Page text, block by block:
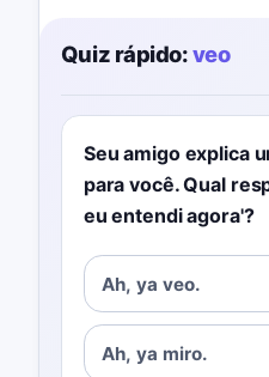
Quiz rápido:veo
Seu amigo explica
para você. Qual
eu entendi agora'?
Ah, ya veo.
Ah, ya miro.